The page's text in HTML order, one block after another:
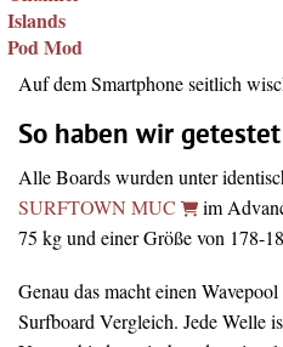
Islands
Pod Mod
Auf dem Smartphone seitlich
So haben wir getestet
Alle Boards wurden unter
SURFTOWN MUC
im
75 kg und einer Größe von 178-
Genau das macht einen
Surfboard Vergleich. Jede Welle